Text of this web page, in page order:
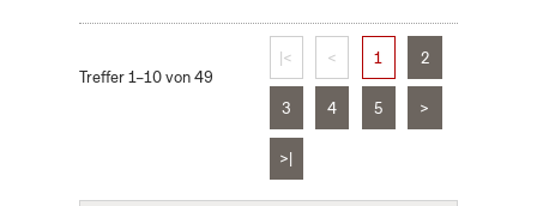
Treffer 1–10 von 49
|< < 1 2
3 4 5 >
>|